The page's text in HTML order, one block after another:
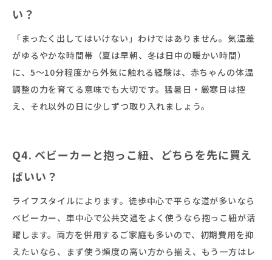
い？
「まったく出してはいけない」わけではありません。気温差
がゆるやかな時間帯（夏は早朝、冬は日中の暖かい時間）
に、5〜10分程度から外気に触れる経験は、赤ちゃんの体温
調整の力を育てる意味でも大切です。猛暑日・厳寒日は控
え、それ以外の日に少しずつ取り入れましょう。
Q4. ベビーカーと抱っこ紐、どちらを先に買え
ばいい？
ライフスタイルによります。徒歩中心で平らな道が多いなら
ベビーカー、車中心で公共交通をよく使うなら抱っこ紐が活
躍します。両方を併用するご家庭も多いので、初期費用を抑
えたいなら、まず使う頻度の高い方から揃え、もう一方はレ